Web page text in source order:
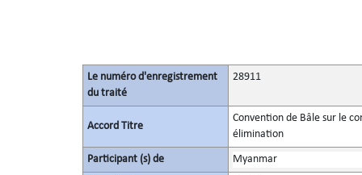
Le numéro d'enregistrement
du traité
28911
Accord Titre
Convention de Bâle sur le
élimination
Participant (s) de Myanmar